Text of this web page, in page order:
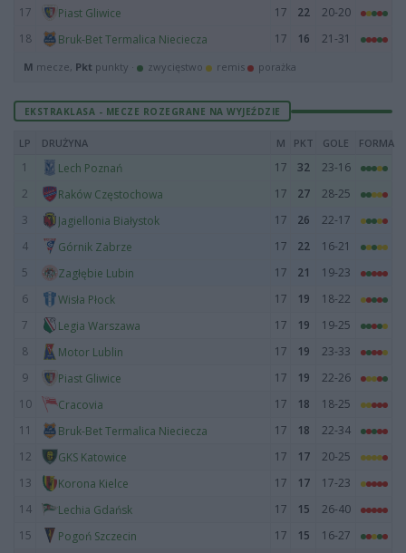
17 Piast Gliwice 17 22
20-20
18
Bruk-Bet Termalica Nieciecza 17 16 21-31
M mecze, Pkt punkty · zwycięstwo remis porażka
EKSTRAKLASA - MECZE ROZEGRANE NA WYJEŹDZIE
LP DRUŻYNA M PKT GOLE FORMA
1 Lech Poznań 17 32
23-16
2
Raków Częstochowa 17 27
28-25
3
Jagiellonia Białystok 17 26
22-17
4
Górnik Zabrze 17 22
16-21
5
Zagłębie Lubin 17 21
19-23
6
Wisła Płock 17 19
18-22
7
Legia Warszawa 17 19
19-25
8
Motor Lublin 17 19
23-33
9
Piast Gliwice 17 19
22-26
10
Cracovia 17 18
18-25
11
Bruk-Bet Termalica Nieciecza 17 18
22-34
12
GKS Katowice 17 17
20-25
13
Korona Kielce 17 17
17-23
14
Lechia Gdańsk 17 15
26-40
15
Pogoń Szczecin 17 15
16-27